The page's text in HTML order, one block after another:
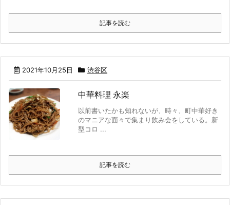
記事を読む
2021年10月25日 渋谷区
中華料理 永楽
以前書いたかも知れないが、時々、町中華好き
のマニアな面々で集まり飲み会をしている。新
型コロ ...
記事を読む